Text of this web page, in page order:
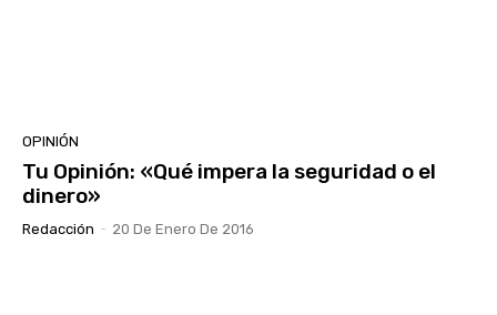
OPINIÓN
Tu Opinión: «Qué impera la seguridad o el
dinero»
Redacción - 20 De Enero De 2016